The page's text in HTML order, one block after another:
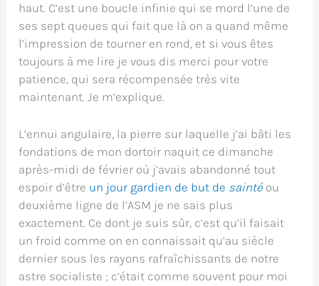
haut. C’est une boucle infinie qui se mord l’une de
ses sept queues qui fait que là on a quand même
l’impression de tourner en rond, et si vous êtes
toujours à me lire je vous dis merci pour votre
patience, qui sera récompensée très vite
maintenant. Je m’explique.
L’ennui angulaire, la pierre sur laquelle j’ai bâti les
fondations de mon dortoir naquit ce dimanche
après-midi de février où j’avais abandonné tout
espoir d’être un jour gardien de but de saintéou
deuxième ligne de l’ASM je ne sais plus
exactement. Ce dont je suis sûr, c’est qu’il faisait
un froid comme on en connaissait qu’au siècle
dernier sous les rayons rafraîchissants de notre
astre socialiste ; c’était comme souvent pour moi